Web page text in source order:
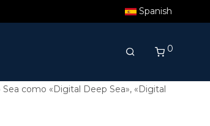
Spanish
0
como «Digital Deep Sea», «Digital